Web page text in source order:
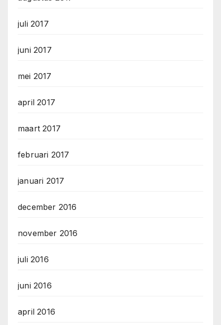
juli 2017
juni 2017
mei 2017
april 2017
maart 2017
februari 2017
januari 2017
december 2016
november 2016
juli 2016
juni 2016
april 2016